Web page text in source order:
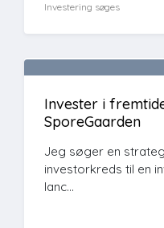
Investering søges
Invester i
SporeGaarden
Jeg søger en
investorkreds til en
lanc...